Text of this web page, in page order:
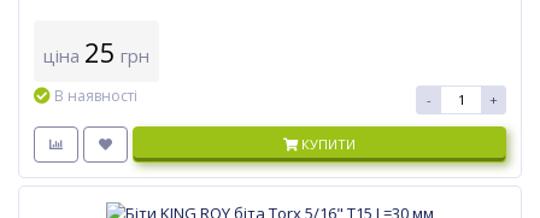
ціна 25 грн
В наявності - +
КУПИТИ